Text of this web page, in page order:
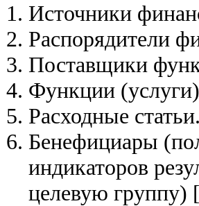
Источники
Распорядители
Поставщики
Функции
Расходные
Бенефициары
индикаторов
целевую группу)